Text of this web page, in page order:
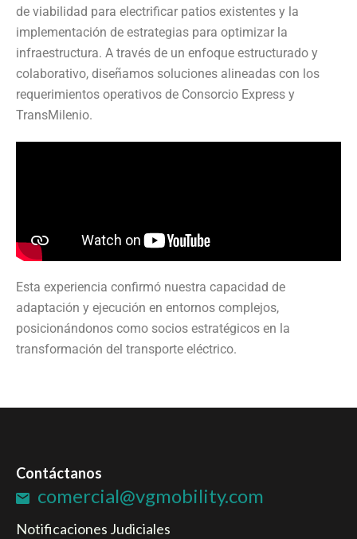
de viabilidad para electrificar patios existentes y la
implementación de estrategias para optimizar la
infraestructura. A través de un enfoque estructurado y
colaborativo, diseñamos soluciones alineadas con los
requerimientos operativos de Consorcio Express y
TransMilenio.
Esta experiencia confirmó nuestra capacidad de
adaptación y ejecución en entornos complejos,
posicionándonos como socios estratégicos en la
transformación del transporte eléctrico.
Contáctanos
comercial@vgmobility.com
Notificaciones Judiciales